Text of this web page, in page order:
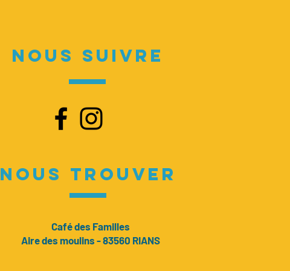
NOUS SUIVRE
NOUS TROUVER
Café des Familles
Aire des moulins - 83560 RIANS